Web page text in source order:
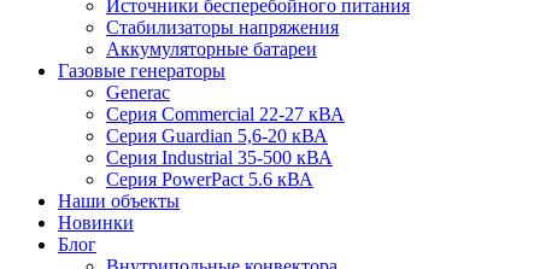
Источники бесперебойного питания
Стабилизаторы напряжения
Аккумуляторные батареи
Газовые генераторы
Generac
Серия Commercial 22-27 кВА
Серия Guardian 5,6-20 кВА
Серия Industrial 35-500 кВА
Серия PowerPact 5.6 кВА
Наши объекты
Новинки
Блог